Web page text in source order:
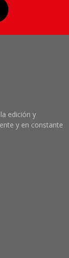
edición y
y en constante